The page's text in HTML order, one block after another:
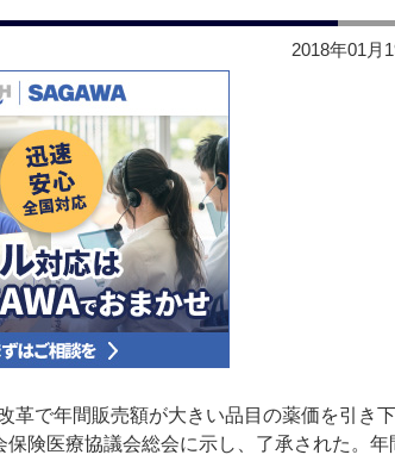
2018年01月
で年間販売額が大きい品目の薬価を引き
保険医療協議会総会に示し、了承された。年